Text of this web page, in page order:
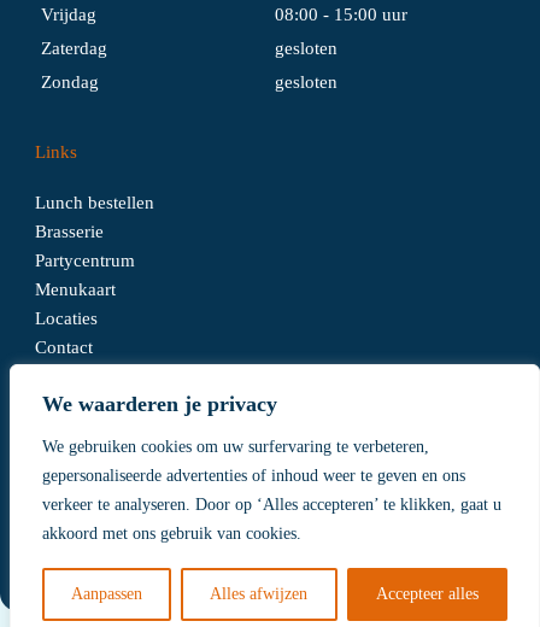
We waarderen je privacy
We gebruiken cookies om uw surfervaring te verbeteren,
gepersonaliseerde advertenties of inhoud weer te geven en ons
verkeer te analyseren. Door op ‘Alles accepteren’ te klikken, gaat u
akkoord met ons gebruik van cookies.
Aanpassen Alles afwijzen Accepteer alles
Vrijdag
08:00 - 15:00 uur
Zaterdag
gesloten
Zondag
gesloten
Links
Lunch bestellen
Brasserie
Partycentrum
Menukaart
Locaties
Contact
Algemene voorwaarden
Disclaimer
Privacy Policy